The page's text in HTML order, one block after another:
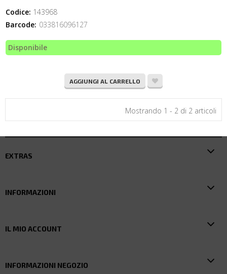
Codice: 143968
Barcode: 033816096127
Disponibile
AGGIUNGI AL CARRELLO
Mostrando 1 - 2 di 2 articoli
EXTRAS
INFORMAZIONI
IL MIO ACCOUNT
INFORMAZIONI NEGOZIO